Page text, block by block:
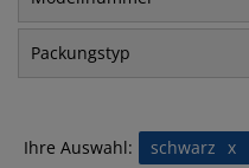
Packungstyp
Ihre Auswahl: x
schwarz